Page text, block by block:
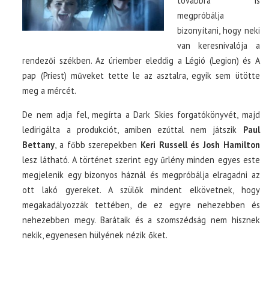
megpróbálja
bizonyítani, hogy neki
van keresnivalója a
rendezői székben. Az úriember eleddig a Légió (Legion) és A
pap (Priest) műveket tette le az asztalra, egyik sem ütötte
meg a mércét.
De nem adja fel, megírta a Dark Skies forgatókönyvét, majd
ledirigálta a produkciót, amiben ezúttal nem játszik Paul
Bettany, a főbb szerepekben Keri Russell és Josh Hamilton
lesz látható. A történet szerint egy űrlény minden egyes este
megjelenik egy bizonyos háznál és megpróbálja elragadni az
ott lakó gyereket. A szülők mindent elkövetnek, hogy
megakadályozzák tettében, de ez egyre nehezebben és
nehezebben megy. Barátaik és a szomszédság nem hisznek
nekik, egyenesen hülyének nézik őket.